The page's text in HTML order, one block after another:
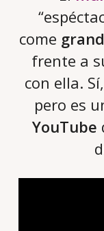
come
frente a
con ella.
pero es
YouTube